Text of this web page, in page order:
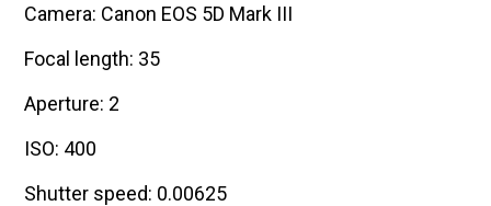
Camera: Canon EOS 5D Mark III
Focal length: 35
Aperture: 2
ISO: 400
Shutter speed: 0.00625